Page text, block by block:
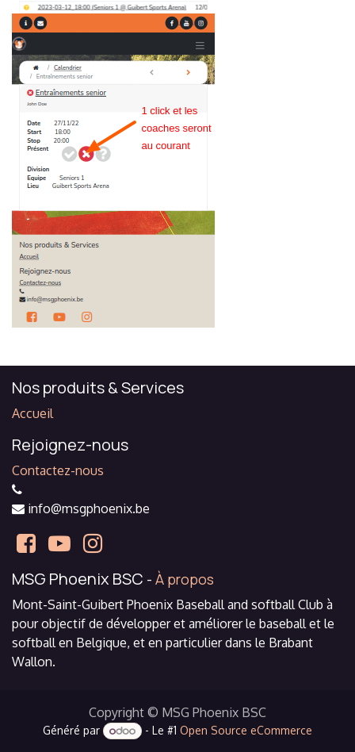
Nos produits & Services
Accueil
Rejoignez-nous
Contactez-nous
info@msgphoenix.be
MSG Phoenix BSC - À propos
Mont-Saint-Guibert Phoenix Baseball and softball Club à
pour objectif de développer et améliorer le baseball et le
softball en Belgique, et en particulier dans le Brabant
Wallon.
Copyright © MSG Phoenix BSC
Généré par - Le #1 Open Source eCommerce